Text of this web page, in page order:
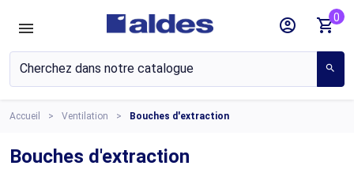
search
account_circle shopping_cart0
Accueil Ventilation Bouches d'extraction
Bouches d'extraction